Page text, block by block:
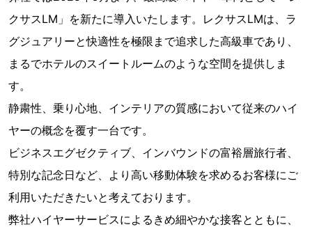
クサスLM」を新たに導入いたします。レクサスLMは、ラ
グジュアリーと快適性を極限まで追求した高級車であり、
まるでホテルのスイートルームのような空間を提供しま
す。
静粛性、乗り心地、インテリアの質感において従来のハイ
ヤーの概念を覆す一台です。
ビジネスエグゼクティブ、インバウンドの富裕層旅行者、
特別な記念日など、より高い移動体験を求めるお客様にご
利用いただきたいと考えております。
弊社ハイヤーサービスによるきめ細やかな接客とともに、